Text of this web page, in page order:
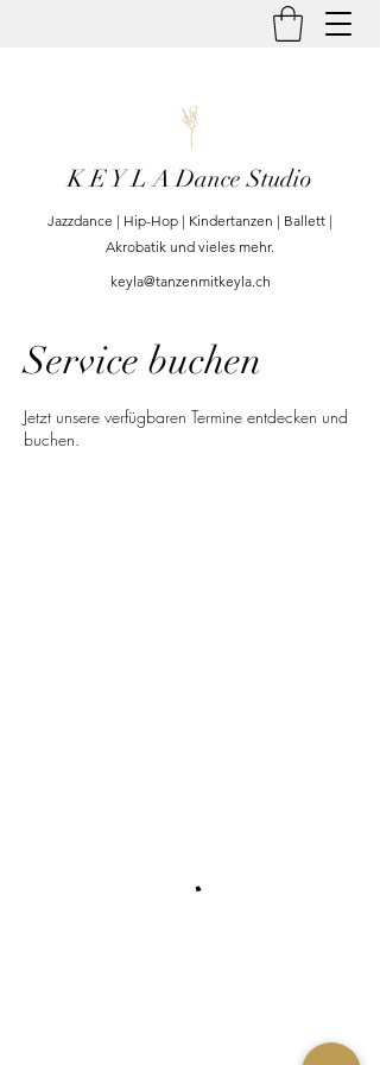
K E Y L A Dance Studio
Jazzdance | Hip-Hop | Kindertanzen | Ballett |
Akrobatik und vieles mehr.
keyla@tanzenmitkeyla.ch
Service buchen
Jetzt unsere verfügbaren Termine entdecken und
buchen.